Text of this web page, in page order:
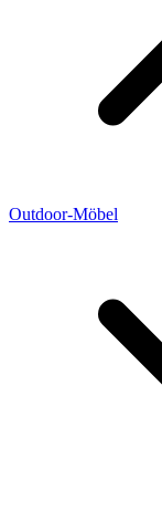
Outdoor-Möbel